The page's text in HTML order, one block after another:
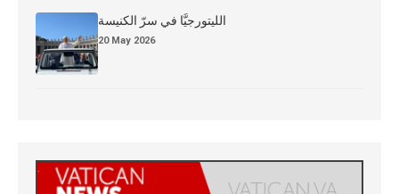
الليتورجيَّا في سرّ الكنيسة
20 May 2026